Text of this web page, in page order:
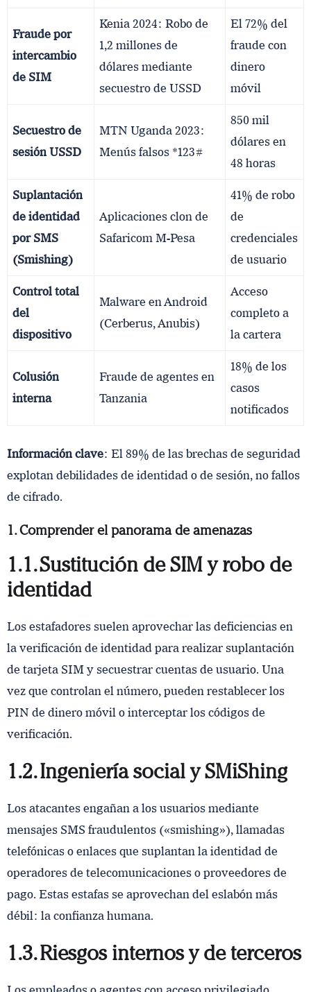
Fraude por
intercambio
de SIM
Kenia 2024: Robo de
1,2 millones de
dólares mediante
secuestro de USSD
El 72% del
fraude con
dinero
móvil
Secuestro de
sesión USSD
MTN Uganda 2023:
Menús falsos *123#
850 mil
dólares en
48 horas
Suplantación
de identidad
por SMS
(Smishing)
Aplicaciones clon de
Safaricom M-Pesa
41% de robo
de
credenciales
de usuario
Control total
del
dispositivo
Malware en Android
(Cerberus, Anubis)
Acceso
completo a
la cartera
Colusión
interna
Fraude de agentes en
Tanzania
18% de los
casos
notificados
Información clave: El 89% de las brechas de seguridad
explotan debilidades de identidad o de sesión, no fallos
de cifrado.
1. Comprender el panorama de amenazas
1.1. Sustitución de SIM y robo de
identidad
Los estafadores suelen aprovechar las deficiencias en
la verificación de identidad para realizar suplantación
de tarjeta SIM y secuestrar cuentas de usuario. Una
vez que controlan el número, pueden restablecer los
PIN de dinero móvil o interceptar los códigos de
verificación.
1.2. Ingeniería social y SMiShing
Los atacantes engañan a los usuarios mediante
mensajes SMS fraudulentos («smishing»), llamadas
telefónicas o enlaces que suplantan la identidad de
operadores de telecomunicaciones o proveedores de
pago. Estas estafas se aprovechan del eslabón más
débil: la confianza humana.
1.3. Riesgos internos y de terceros